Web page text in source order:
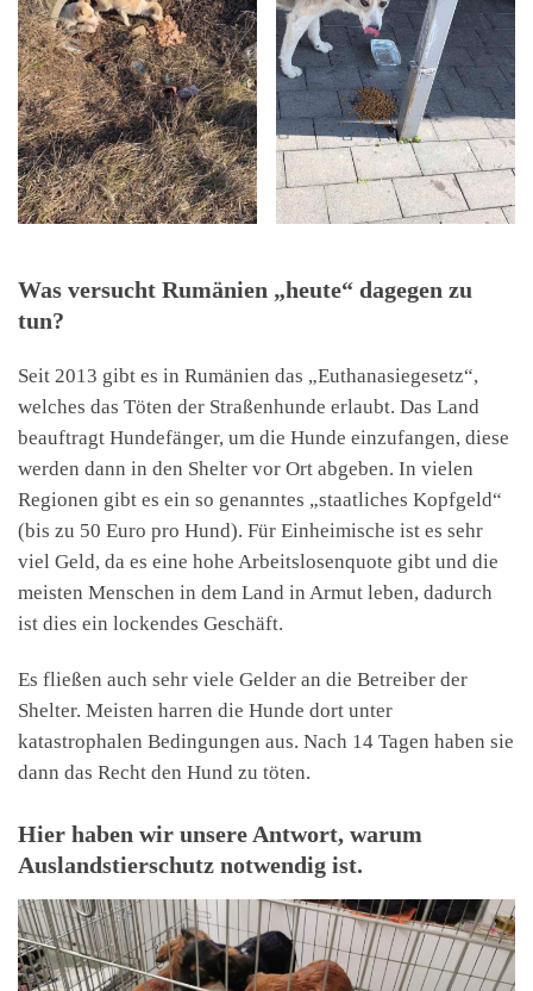
Was versucht Rumänien „heute“ dagegen zu
tun?
Seit 2013 gibt es in Rumänien das „Euthanasiegesetz“,
welches das Töten der Straßenhunde erlaubt. Das Land
beauftragt Hundefänger, um die Hunde einzufangen, diese
werden dann in den Shelter vor Ort abgeben. In vielen
Regionen gibt es ein so genanntes „staatliches Kopfgeld“
(bis zu 50 Euro pro Hund). Für Einheimische ist es sehr
viel Geld, da es eine hohe Arbeitslosenquote gibt und die
meisten Menschen in dem Land in Armut leben, dadurch
ist dies ein lockendes Geschäft.
Es fließen auch sehr viele Gelder an die Betreiber der
Shelter. Meisten harren die Hunde dort unter
katastrophalen Bedingungen aus. Nach 14 Tagen haben sie
dann das Recht den Hund zu töten.
Hier haben wir unsere Antwort, warum
Auslandstierschutz notwendig ist.